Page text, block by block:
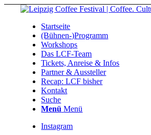
Startseite
(Bühnen-)Programm
Workshops
Das LCF-Team
Tickets, Anreise & Infos
Partner & Aussteller
Recap: LCF bisher
Kontakt
Suche
Menü Menü
Instagram